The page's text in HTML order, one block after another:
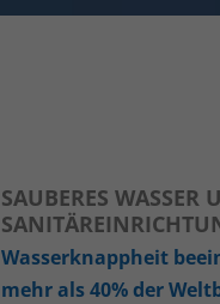
SAUBERES WASSER
Wasserknappheit
mehr als 40% der